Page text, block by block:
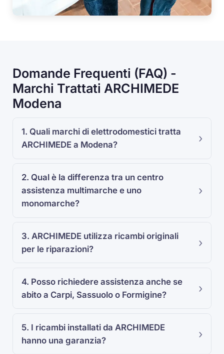
Domande Frequenti (FAQ) -
Marchi Trattati ARCHIMEDE
Modena
1. Quali marchi di elettrodomestici tratta
ARCHIMEDE a Modena?
2. Qual è la differenza tra un centro
assistenza multimarche e uno
monomarche?
3. ARCHIMEDE utilizza ricambi originali
per le riparazioni?
4. Posso richiedere assistenza anche se
abito a Carpi, Sassuolo o Formigine?
5. I ricambi installati da ARCHIMEDE
hanno una garanzia?